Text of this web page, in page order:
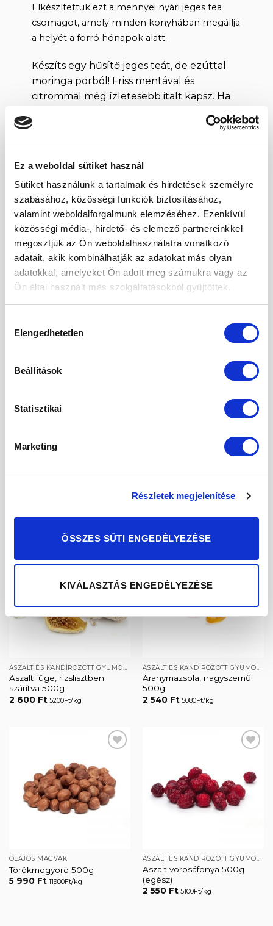
Ez a weboldal sütiket használ
Sütiket használunk a tartalmak és hirdetések személyre
szabásához, közösségi funkciók biztosításához,
valamint weboldalforgalmunk elemzéséhez. Ezenkívül
közösségi média-, hirdető- és elemező partnereinkkel
megosztjuk az Ön weboldalhasználatra vonatkozó
adatait, akik kombinálhatják az adatokat más olyan
adatokkal, amelyeket Ön adott meg számukra vagy az
Ön által használt más szolgáltatásokból gyűjtöttek.
kiválasztása
Elengedhetetlen
Beállítások
Statisztikai
Marketing
Részletek megjelenítése
ÖSSZES SÜTI ENGEDÉLYEZÉSE
KIVÁLASZTÁS ENGEDÉLYEZÉSE
Elkészítettük ezt a mennyei nyári jeges tea
csomagot, amely minden konyhában megállja
a helyét a forró hónapok alatt.
Készíts egy hűsítő jeges teát, de ezúttal
moringa porból! Friss mentával és
citrommal még ízletesebb italt kapsz. Ha
szirupból! Hűtsd be és jégkockákkal
kínáld! Egészséges és finom innivaló,
ajándék kulacsot adunk mellé!
A moringa por, mely az indiai ájurvédikus
gyógyitásban háromszáz féle problémára
javasolt, nem csak testünket tölti fel kellő
energiával, tápanyaggal, de ízletes jeges
teát is készíthetünk vele. Az agave szirup
pedig segít, hogy a fehér cukrot
kikerüljük.
1 dbAgave szirup 350g
KAPCSOLÓDÓ TERMÉKEK
Kedvencekhez
ASZALT ÉS KANDÍROZOTT GYÜMÖLCSÖK
Aszalt füge, rizslisztben
szárítva 500g
2 600 Ft5200Ft/kg
Kedvencekhez
ASZALT ÉS KANDÍROZOTT GYÜMÖLCSÖK
Aranymazsola, nagyszemű
500g
2 540 Ft5080Ft/kg
Kedvencekhez
OLAJOS MAGVAK
Törökmogyoró 500g
5 990 Ft11980Ft/kg
Kedvencekhez
ASZALT ÉS KANDÍROZOTT GYÜMÖLCSÖK
Aszalt vörösáfonya 500g
(egész)
2 550 Ft5100Ft/kg